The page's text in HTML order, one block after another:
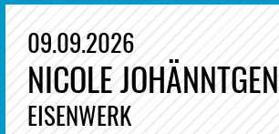
09.09.2026
NICOLE
EISENWERK